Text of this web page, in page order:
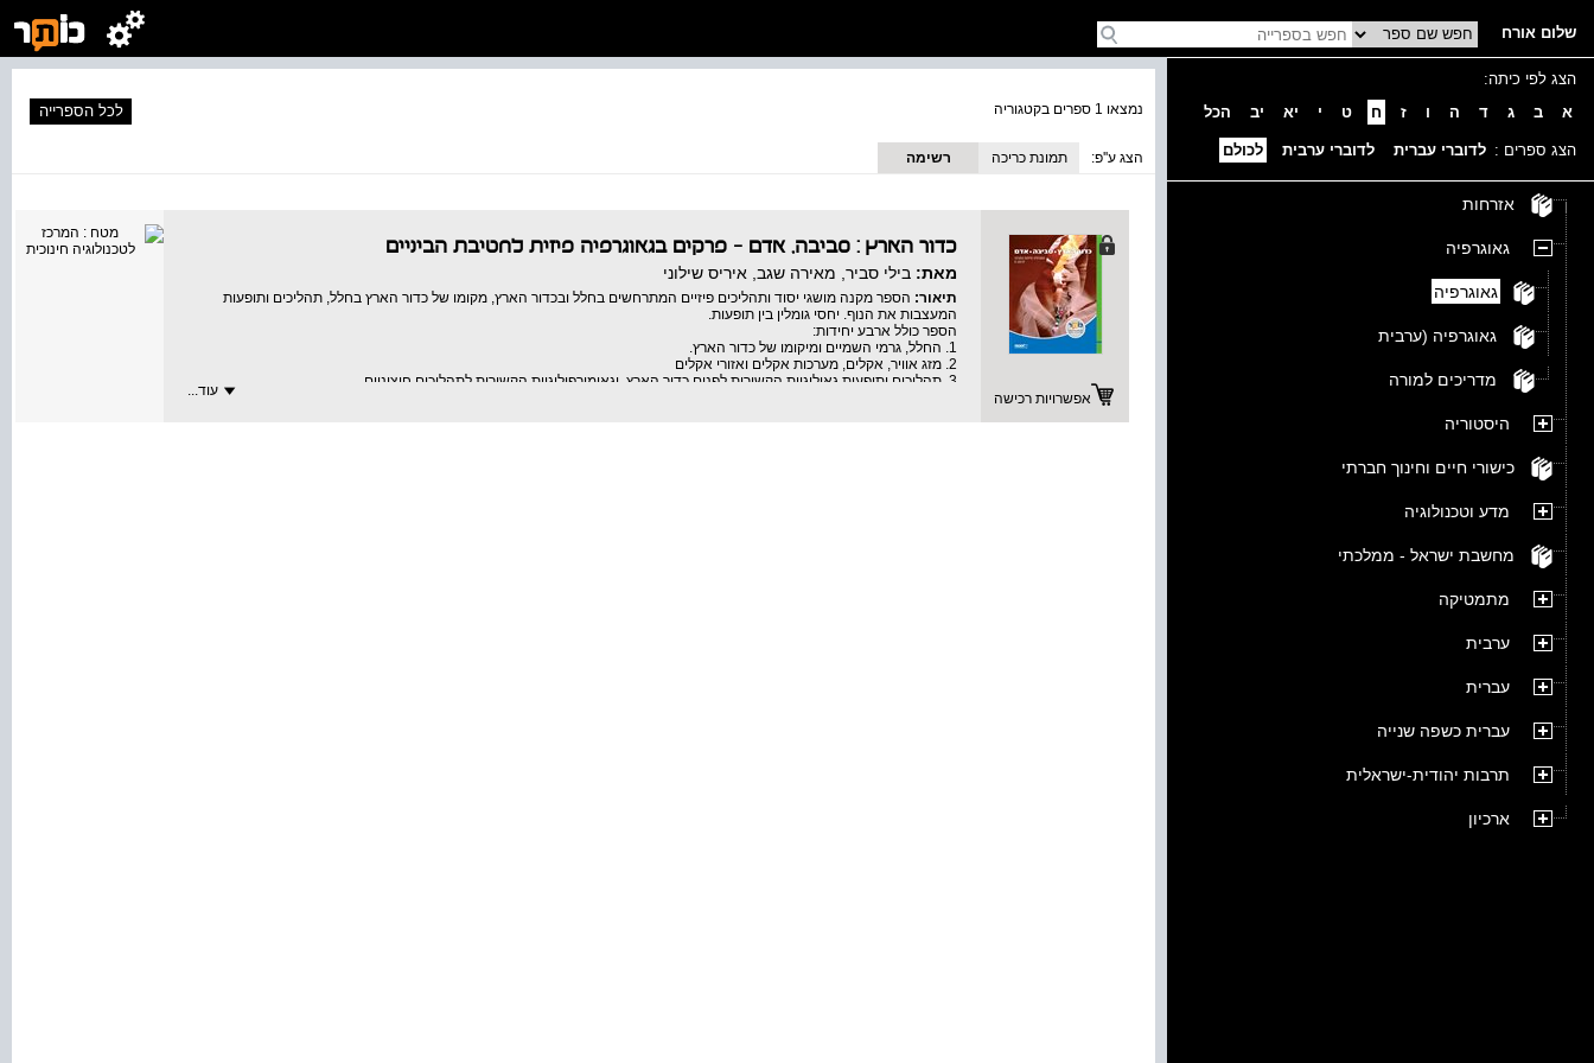
שלום אורח
הצג לפי כיתה:
א
ב ג ד ה ו ז ח ט י יא יב הכל
הצג ספרים : לדוברי עברית לדוברי ערבית לכולם
אזרחות
גאוגרפיה
גאוגרפיה
גאוגרפיה (ערבית
מדריכים למורה
היסטוריה
כישורי חיים וחינוך חברתי
מדע וטכנולוגיה
מחשבת ישראל - ממלכתי
מתמטיקה
ערבית
עברית
עברית כשפה שנייה
תרבות יהודית-ישראלית
ארכיון
נמצאו 1 ספרים בקטגוריה לכל הספרייה
הצג ע''פ: תמונת כריכה רשימה
אפשרויות רכישה
כדור הארץ : סביבה, אדם - פרקים בגאוגרפיה פיזית לחטיבת הביניים
מאת: בילי סביר, מאירה שגב, איריס שילוני
תיאור: הספר מקנה מושגי יסוד ותהליכים פיזיים המתרחשים בחלל ובכדור הארץ, מקומו של כדור הארץ בחלל, תהליכים ותופעות
המעצבות את הנוף. יחסי גומלין בין תופעות.
הספר כולל ארבע יחידות:
1. החלל, גרמי השמיים ומיקומו של כדור הארץ.
2. מזג אוויר, אקלים, מערכות אקלים ואזורי אקלים
3. תהליכים ותופעות גאולוגיות הקשורות לפנים כדור הארץ, וגאומורפולוגיות הקשורות לתהליכים חיצוניים.
עוד...